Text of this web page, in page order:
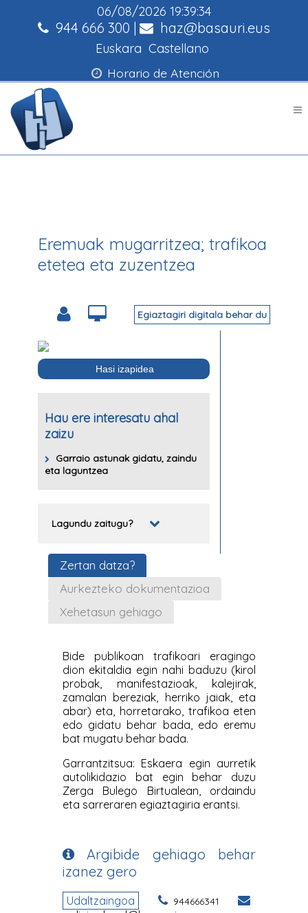
06/08/2026 19:39:34
944 666 300 | haz@basauri.eus
Euskara Castellano
Horario de Atención